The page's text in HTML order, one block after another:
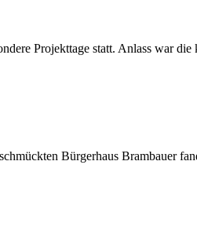
Projekttage statt. Anlass war
Bürgerhaus Brambauer